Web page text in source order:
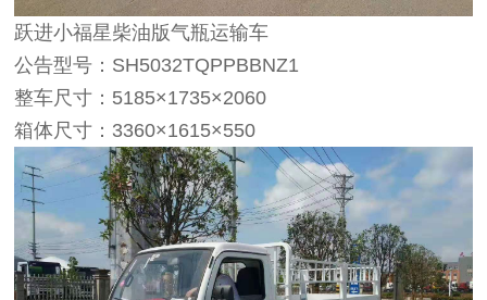
跃进小福星柴油版气瓶运输车
公告型号：SH5032TQPPBBNZ1
整车尺寸：5185×1735×2060
箱体尺寸：3360×1615×550